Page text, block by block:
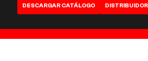
DESCARGAR CATÁLOGO